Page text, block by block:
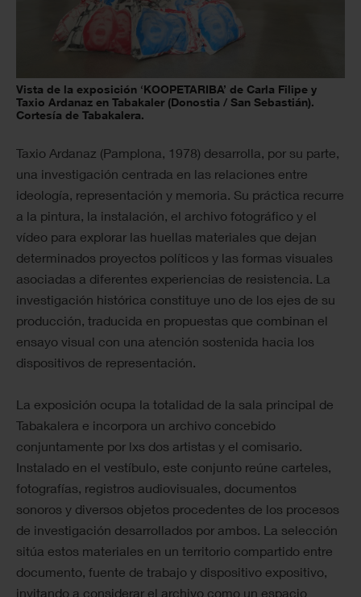
Vista de la exposición ‘KOOPETARIBA’ de Carla Filipe y
Taxio Ardanaz en Tabakaler (Donostia / San Sebastián).
Cortesía de Tabakalera.
Taxio Ardanaz (Pamplona, 1978) desarrolla, por su parte,
una investigación centrada en las relaciones entre
ideología, representación y memoria. Su práctica recurre
a la pintura, la instalación, el archivo fotográfico y el
vídeo para explorar las huellas materiales que dejan
determinados proyectos políticos y las formas visuales
asociadas a diferentes experiencias de resistencia. La
investigación histórica constituye uno de los ejes de su
producción, traducida en propuestas que combinan el
ensayo visual con una atención sostenida hacia los
dispositivos de representación.
La exposición ocupa la totalidad de la sala principal de
Tabakalera e incorpora un archivo concebido
conjuntamente por lxs dos artistas y el comisario.
Instalado en el vestíbulo, este conjunto reúne carteles,
fotografías, registros audiovisuales, documentos
sonoros y diversos objetos procedentes de los procesos
de investigación desarrollados por ambos. La selección
sitúa estos materiales en un territorio compartido entre
documento, fuente de trabajo y dispositivo expositivo,
invitando a considerar el archivo como un espacio